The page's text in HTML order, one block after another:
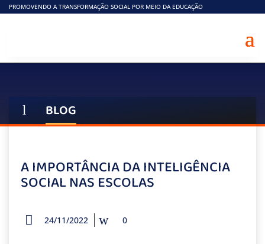
PROMOVENDO A TRANSFORMAÇÃO SOCIAL POR MEIO DA EDUCAÇÃO
l BLOG
A IMPORTÂNCIA DA INTELIGÊNCIA
SOCIAL NAS ESCOLAS
24/11/2022 0